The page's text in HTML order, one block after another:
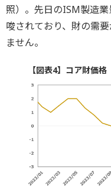
照）。先日のISM製造
唆されており、財の需
ません。
【図表4】コア財価